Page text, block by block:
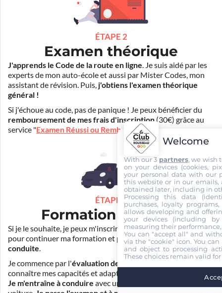
ÉTAPE 2
Examen théorique
J'apprends le Code de la route en ligne. Je suis aidé par les
experts de mon auto-école et aussi par Mister Codes, mon
assistant de révision. Puis, j'obtiens l'examen théorique
général !
Si j'échoue au code, pas de panique ! Je peux bénéficier du
remboursement de mes frais d'inscription (30€) grâce au
service "Examen Réussi ou Remboursé".
ÉTAPE 3
Formation pratique
Si je le souhaite, je peux m'inscrire auprès de mon auto-école
pour continuer ma formation et prendre des cours de
conduite.
Je commence par l'évaluation de départ
connaître mes capacités et adapter la durée de ma formation.
Je m'entraîne à conduire avec un simulateur et/ou en
Welcome
With our 3 partners, we wish
on your devices (cookies,
your personal data with our
this website or in our emails,
obtained later, including in
Processing this data
purchases, loyalty
allows developing and
your devices (including
measuring their
You can "accept all" and
via the "cookie" icon. You
and object to processing
These choices remain valid